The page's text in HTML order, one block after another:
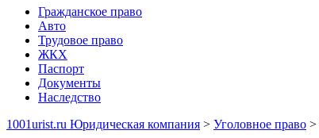
Гражданское право
Авто
Трудовое право
ЖКХ
Паспорт
Документы
Наследство
1001urist.ru Юридическая компания > Уголовное право >